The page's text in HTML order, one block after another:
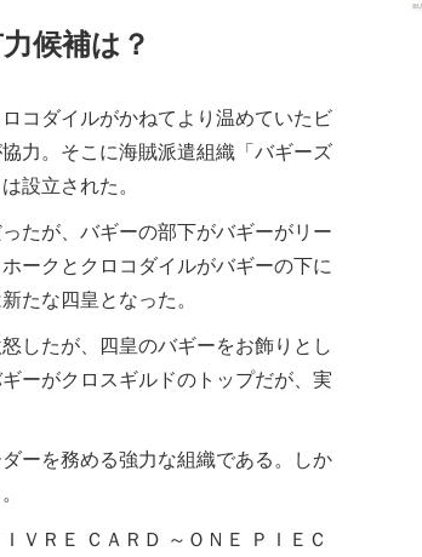
候補は？
コダイルがかねてより温めていたビ
力。そこに海賊派遣組織「バギーズ
設立された。
たが、バギーの部下がバギーがリー
ークとクロコダイルがバギーの下に
たな四皇となった。
したが、四皇のバギーをお飾りとし
ーがクロスギルドのトップだが、実
ーを務める強力な組織である。しか
ＶＲＥ ＣＡＲＤ ～ＯＮＥ ＰＩＥＣ